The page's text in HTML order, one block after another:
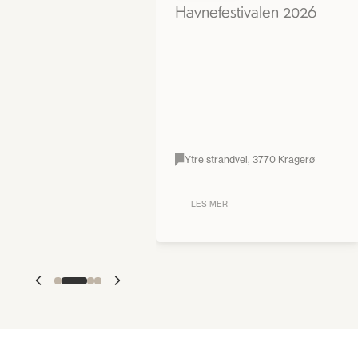
Havnefestivalen 2026
Ytre strandvei, 3770 Kragerø
LES MER